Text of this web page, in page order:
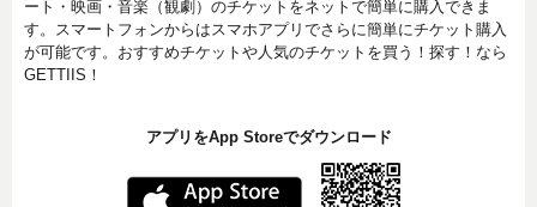
ート・映画・音楽（観劇）のチケットをネットで簡単に購入できま
す。スマートフォンからはスマホアプリでさらに簡単にチケット購入
が可能です。おすすめチケットや人気のチケットを買う！探す！なら
GETTIIS！
アプリをApp Storeでダウンロード